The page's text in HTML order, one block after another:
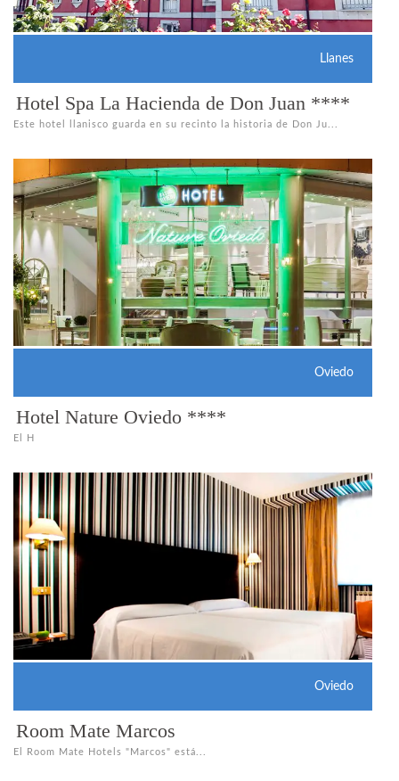
Llanes
Hotel Spa La Hacienda de Don Juan ****
Este hotel llanisco guarda en su recinto la historia de Don Ju...
Oviedo
Hotel Nature Oviedo ****
El H
Oviedo
Room Mate Marcos
El Room Mate Hotels "Marcos" está...